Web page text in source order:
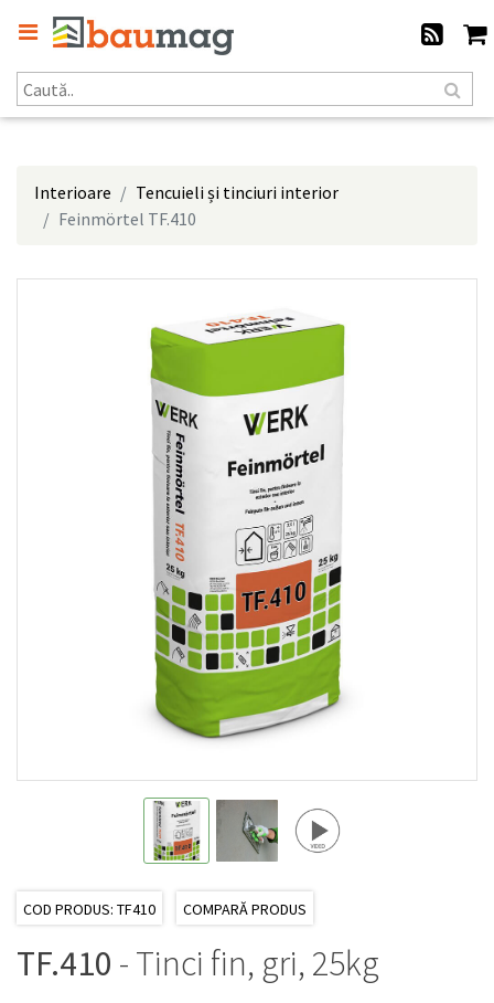
Interioare
Tencuieli și tinciuri interior
Feinmörtel TF.410
COD PRODUS: TF410 COMPARĂ PRODUS
TF.410 - Tinci fin, gri, 25kg